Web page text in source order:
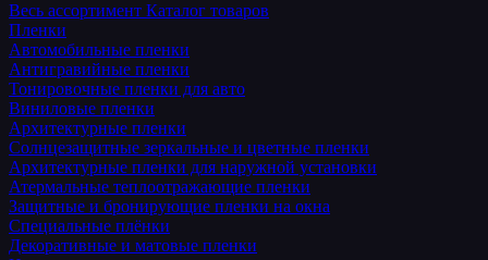
Весь ассортимент Каталог товаров
Пленки
Автомобильные пленки
Антигравийные пленки
Тонировочные пленки для авто
Виниловые пленки
Архитектурные пленки
Солнцезащитные зеркальные и цветные пленки
Архитектурные пленки для наружной установки
Атермальные теплоотражающие пленки
Защитные и бронирующие пленки на окна
Специальные плёнки
Декоративные и матовые пленки